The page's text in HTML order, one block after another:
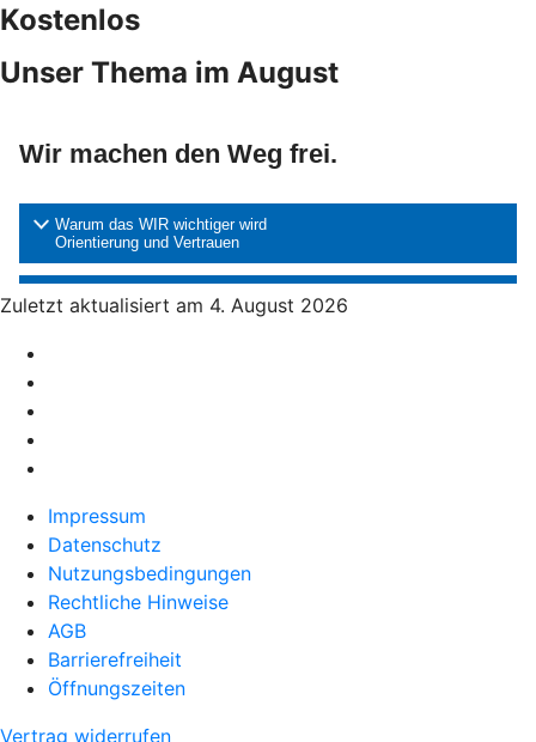
Kostenlos
Unser Thema im August
Zuletzt aktualisiert am 4. August 2026
Impressum
Datenschutz
Nutzungsbedingungen
Rechtliche Hinweise
AGB
Barrierefreiheit
Öffnungszeiten
Vertrag widerrufen